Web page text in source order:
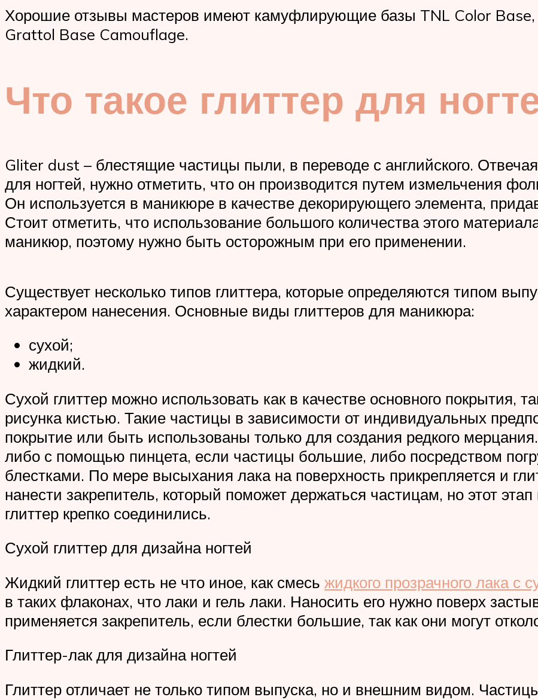
Хорошие отзывы мастеров имеют камуфлирующие базы TNL Color
Grattol Base Camouflage.
Что такое глиттер для
Gliter dust – блестящие частицы пыли, в переводе с английского.
для ногтей, нужно отметить, что он производится путем измельчения
Он используется в маникюре в качестве декорирующего элемента,
Стоит отметить, что использование большого количества этого
маникюр, поэтому нужно быть осторожным при его применении.
Существует несколько типов глиттера, которые определяются типом
характером нанесения. Основные виды глиттеров для маникюра:
сухой;
жидкий.
Сухой глиттер можно использовать как в качестве основного покрытия,
рисунка кистью. Такие частицы в зависимости от индивидуальных
покрытие или быть использованы только для создания редкого
либо с помощью пинцета, если частицы большие, либо посредством
блестками. По мере высыхания лака на поверхность прикрепляется и
нанести закрепитель, который поможет держаться частицам, но этот
глиттер крепко соединились.
Сухой глиттер для дизайна ногтей
Жидкий глиттер есть не что иное, как смесь жидкого прозрачного лака с
в таких флаконах, что лаки и гель лаки. Наносить его нужно поверх
применяется закрепитель, если блестки большие, так как они могут
Глиттер-лак для дизайна ногтей
Глиттер отличает не только типом выпуска, но и внешним видом.